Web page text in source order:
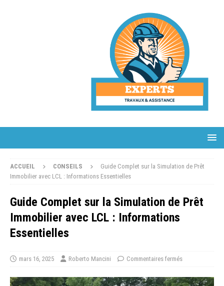
ACCUEIL CONSEILS
Guide Complet sur la Simulation de Prêt
Immobilier avec LCL : Informations Essentielles
Guide Complet sur la Simulation de Prêt
Immobilier avec LCL : Informations
Essentielles
mars 16, 2025 Roberto Mancini Commentaires fermés